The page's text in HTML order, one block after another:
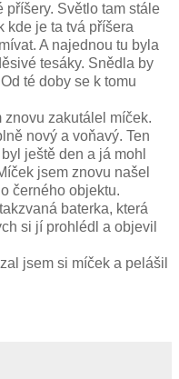
příšery. Světlo tam stále
kde je ta tvá příšera
A najednou tu byla
tesáky. Snědla by
té doby se k tomu
znovu zakutálel míček.
nový a voňavý. Ten
ještě den a já mohl
jsem znovu našel
černého objektu.
baterka, která
si jí prohlédl a objevil
jsem si míček a pelášil